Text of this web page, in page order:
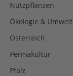
Nutzpflanzen
Ökologie & Umwelt
Österreich
Permakultur
Pfalz